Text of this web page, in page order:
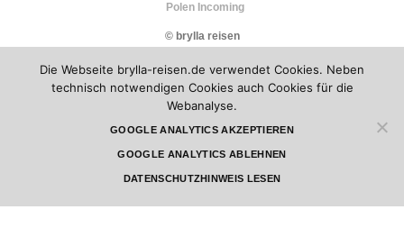
Polen Incoming
© brylla reisen
Die Webseite brylla-reisen.de verwendet Cookies. Neben
technisch notwendigen Cookies auch Cookies für die
Webanalyse.
GOOGLE ANALYTICS AKZEPTIEREN
GOOGLE ANALYTICS ABLEHNEN
DATENSCHUTZHINWEIS LESEN